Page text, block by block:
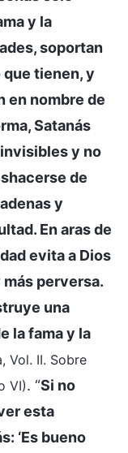
y la
soportan
tienen, y
en nombre de
Satanás
y no
de
y
En aras de
evita a Dios
perversa.
una
la fama y la
Vol. II. Sobre
VI). “Si no
esta
‘Es bueno